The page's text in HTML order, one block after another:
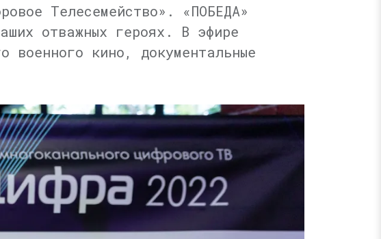
Телесемейство». «ПОБЕДА»
отважных героях. В эфире
военного кино, документальные